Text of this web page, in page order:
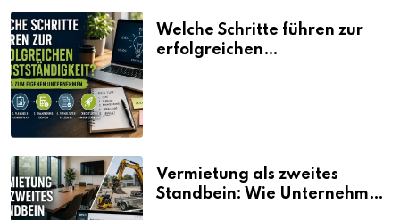
Welche Schritte führen zur
erfolgreichen
Vermietung als zweites
Standbein: Wie Unternehmen